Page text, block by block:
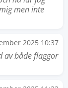
men inte
2025 10:37
av både flaggor